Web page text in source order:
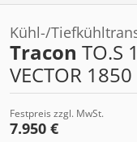
Kühl-/
Tracon TO.S
VECTOR
Festpreis zzgl. MwSt.
7.950 €